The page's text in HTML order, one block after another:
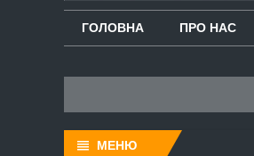
ГОЛОВНА ПРО НАС